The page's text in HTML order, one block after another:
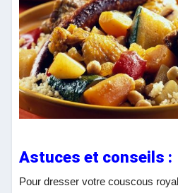
Astuces et conseils :
Pour dresser votre couscous